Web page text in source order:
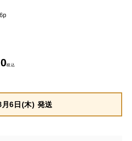
税込
月6日(木) 発送